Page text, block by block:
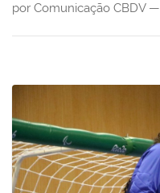
por Comunicação CBDV —